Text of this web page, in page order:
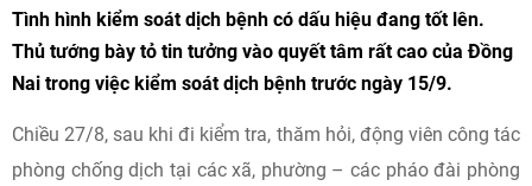
Tình hình kiểm soát dịch bệnh có dấu hiệu đang tốt lên.
Thủ tướng bày tỏ tin tưởng vào quyết tâm rất cao của Đồng
Nai trong việc kiểm soát dịch bệnh trước ngày 15/9.
Chiều 27/8, sau khi đi kiểm tra, thăm hỏi, động viên công tác
phòng chống dịch tại các xã, phường – các pháo đài phòng